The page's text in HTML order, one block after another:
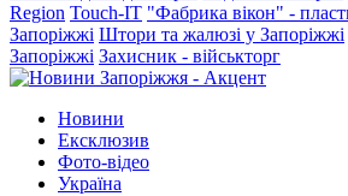
Region Touch-IT "Фабрика вікон" -
Запоріжжі Штори та жалюзі у Запоріжжі
Запоріжжі Захисник - військторг
Новини
Ексклюзив
Фото-відео
Україна